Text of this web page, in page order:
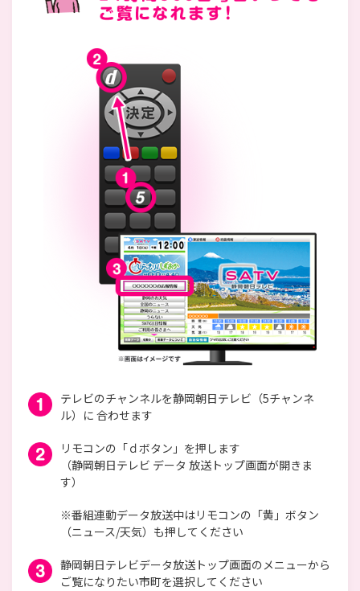
テレビのチャンネルを静岡朝日テレビ（5チャンネ
ル）に 合わせます
リモコンの「ｄボタン」を押します
（静岡朝日テレビ データ 放送トップ画面が開きま
す）
※番組連動データ放送中はリモコンの「黄」ボタン
（ニュース/天気）も押してください
静岡朝日テレビデータ放送トップ画面のメニューから
ご覧になりたい市町を選択してください